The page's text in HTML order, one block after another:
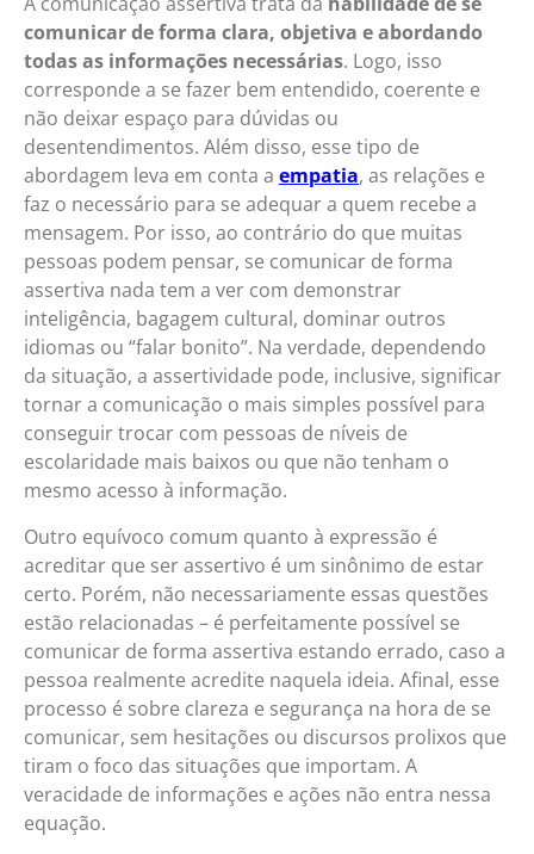
comunicar de forma clara, objetiva e abordando
todas as informações necessárias. Logo, isso
corresponde a se fazer bem entendido, coerente e
não deixar espaço para dúvidas ou
desentendimentos. Além disso, esse tipo de
abordagem leva em conta a empatia, as relações e
faz o necessário para se adequar a quem recebe a
mensagem. Por isso, ao contrário do que muitas
pessoas podem pensar, se comunicar de forma
assertiva nada tem a ver com demonstrar
inteligência, bagagem cultural, dominar outros
idiomas ou “falar bonito”. Na verdade, dependendo
da situação, a assertividade pode, inclusive, significar
tornar a comunicação o mais simples possível para
conseguir trocar com pessoas de níveis de
escolaridade mais baixos ou que não tenham o
mesmo acesso à informação.
Outro equívoco comum quanto à expressão é
acreditar que ser assertivo é um sinônimo de estar
certo. Porém, não necessariamente essas questões
estão relacionadas – é perfeitamente possível se
comunicar de forma assertiva estando errado, caso a
pessoa realmente acredite naquela ideia. Afinal, esse
processo é sobre clareza e segurança na hora de se
comunicar, sem hesitações ou discursos prolixos que
tiram o foco das situações que importam. A
veracidade de informações e ações não entra nessa
equação.